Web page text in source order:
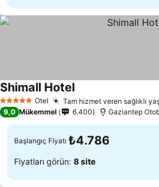
5 Yıldız Otel Tam hizmet veren sağlıklı
Shimall HotelFiyatları görün
9,0 Mükemmel 6.400 Gaziantep
Başlangıç Fiyatı ₺4.786
Fiyatları görün: 8 site